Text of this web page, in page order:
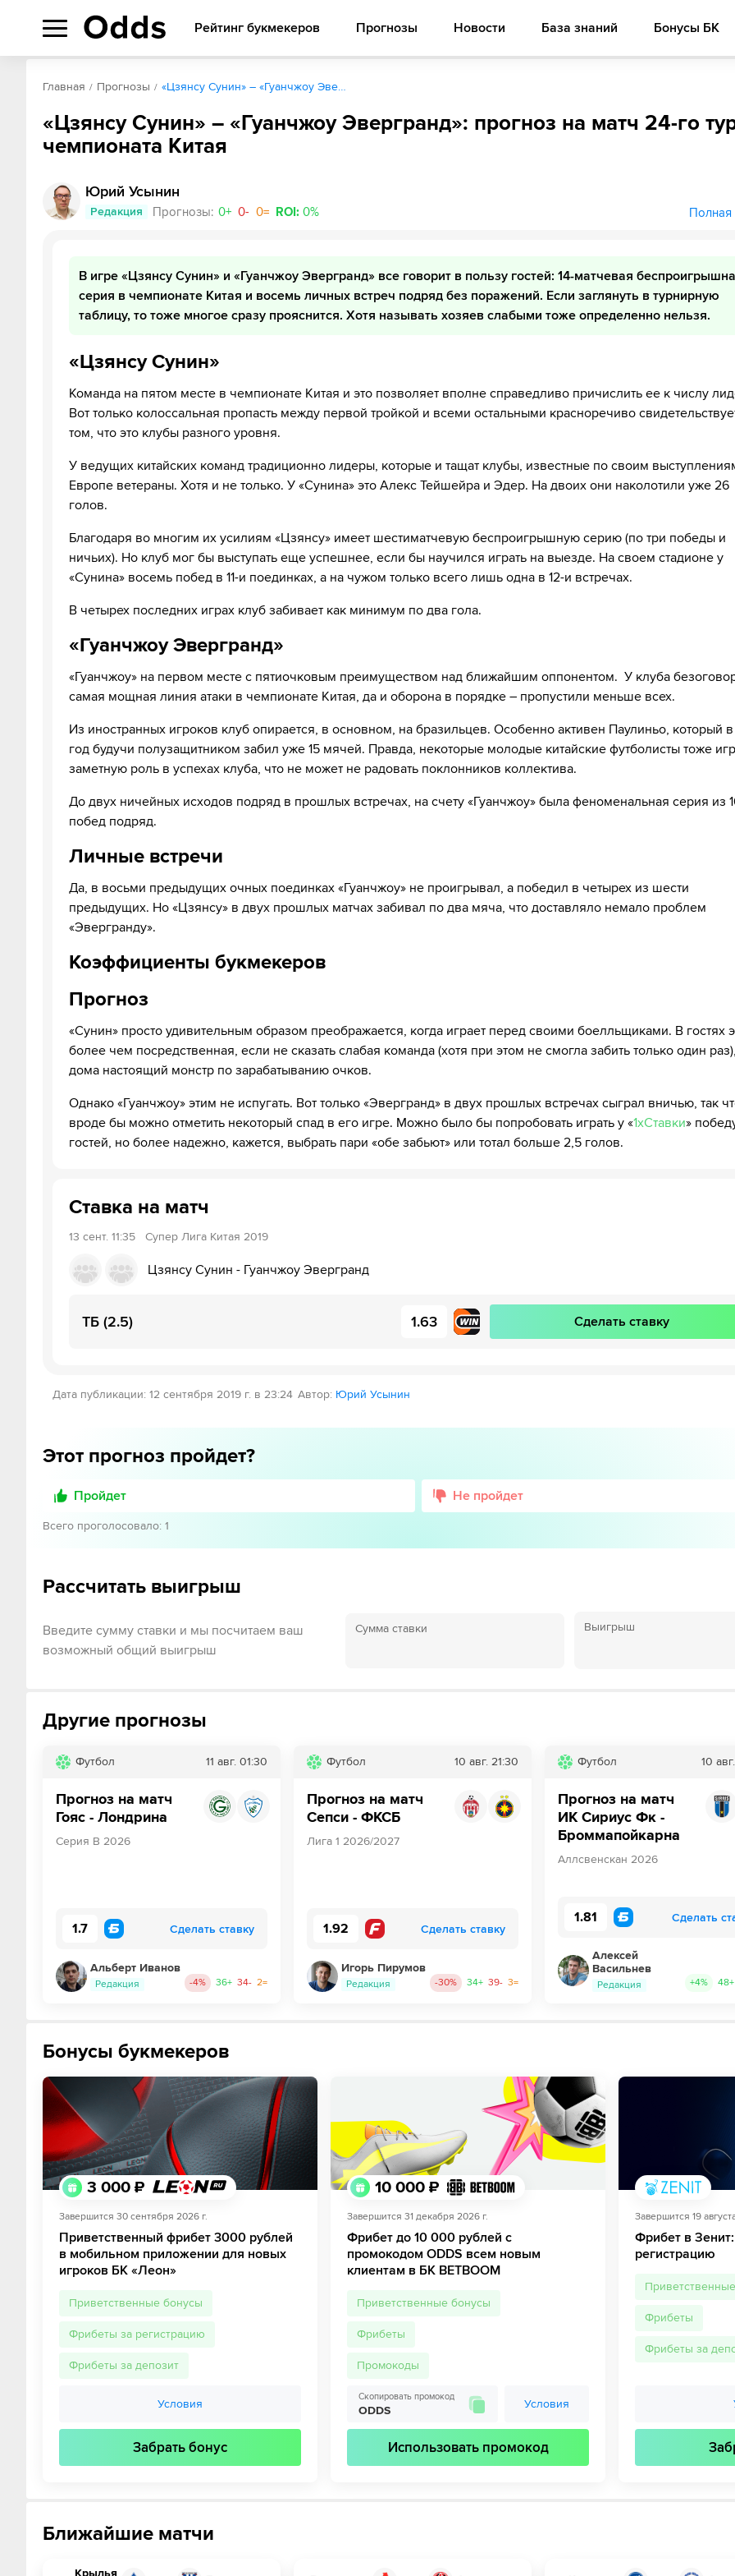
Рейтинг букмекеров Прогнозы Новости База знаний Бонусы БК
Главная Прогнозы «Цзянсу Сунин» – «Гуанчжоу Эве…
«Цзянсу Сунин» – «Гуанчжоу Эвергранд»: прогноз на матч 24-го
чемпионата Китая
Юрий Усынин
Редакция Прогнозы: 0+ 0- 0= ROI: 0% Полная
В игре «Цзянсу Сунин» и «Гуанчжоу Эвергранд» все говорит в пользу гостей: 14-матчевая
серия в чемпионате Китая и восемь личных встреч подряд без поражений. Если заглянуть в турнирную
таблицу, то тоже многое сразу прояснится. Хотя называть хозяев слабыми тоже определенно нельзя.
«Цзянсу Сунин»
Команда на пятом месте в чемпионате Китая и это позволяет вполне справедливо причислить ее к числу
Вот только колоссальная пропасть между первой тройкой и всеми остальными красноречиво
том, что это клубы разного уровня.
У ведущих китайских команд традиционно лидеры, которые и тащат клубы, известные по своим
Европе ветераны. Хотя и не только. У «Сунина» это Алекс Тейшейра и Эдер. На двоих они наколотили уже 26
голов.
Благодаря во многим их усилиям «Цзянсу» имеет шестиматчевую беспроигрышную серию (по три победы и
ничьих). Но клуб мог бы выступать еще успешнее, если бы научился играть на выезде. На своем стадионе у
«Сунина» восемь побед в 11-и поединках, а на чужом только всего лишь одна в 12-и встречах.
В четырех последних играх клуб забивает как минимум по два гола.
«Гуанчжоу Эвергранд»
«Гуанчжоу» на первом месте с пятиочковым преимуществом над ближайшим оппонентом. У клуба
самая мощная линия атаки в чемпионате Китая, да и оборона в порядке – пропустили меньше всех.
Из иностранных игроков клуб опирается, в основном, на бразильцев. Особенно активен Паулиньо, который в
год будучи полузащитником забил уже 15 мячей. Правда, некоторые молодые китайские футболисты тоже
заметную роль в успехах клуба, что не может не радовать поклонников коллектива.
До двух ничейных исходов подряд в прошлых встречах, на счету «Гуанчжоу» была феноменальная серия из
побед подряд.
Личные встречи
Да, в восьми предыдущих очных поединках «Гуанчжоу» не проигрывал, а победил в четырех из шести
предыдущих. Но «Цзянсу» в двух прошлых матчах забивал по два мяча, что доставляло немало проблем
«Эвергранду».
Коэффициенты букмекеров
Прогноз
«Сунин» просто удивительным образом преображается, когда играет перед своими боелльщиками. В гостях
более чем посредственная, если не сказать слабая команда (хотя при этом не смогла забить только один
дома настоящий монстр по зарабатыванию очков.
Однако «Гуанчжоу» этим не испугать. Вот только «Эвергранд» в двух прошлых встречах сыграл вничью, так
вроде бы можно отметить некоторый спад в его игре. Можно было бы попробовать играть у «1хСтавки»
гостей, но более надежно, кажется, выбрать пари «обе забьют» или тотал больше 2,5 голов.
Ставка на матч
13 сент. 11:35 Супер Лига Китая 2019
Цзянсу Сунин - Гуанчжоу Эвергранд
ТБ (2.5) 1.63 Сделать ставку
Дата публикации: 12 сентября 2019 г. в 23:24 Автор: Юрий Усынин
Этот прогноз пройдет?
Пройдет Не пройдет
Всего проголосовало: 1
Рассчитать выигрыш
Введите сумму ставки и мы посчитаем ваш
возможный общий выигрыш
Сумма ставки Выигрыш
Другие прогнозы
Футбол 11 авг. 01:30
Прогноз на матч
Гояс - Лондрина
Серия В 2026
1.7 Сделать ставку
Альберт Иванов
Редакция -4% 36+ 34- 2=
Футбол 10 авг. 21:30
Прогноз на матч
Сепси - ФКСБ
Лига 1 2026/2027
1.92 Сделать ставку
Игорь Пирумов
Редакция -30% 34+ 39- 3=
Футбол 10 авг.
Прогноз на матч
ИК Сириус Фк -
Броммапойкарна
Аллсвенскан 2026
1.81 Сделать
Алексей
Васильнев
Редакция +4% 48+
Бонусы букмекеров
3 000 ₽
Завершится 30 сентября 2026 г.
Приветственный фрибет 3000 рублей
в мобильном приложении для новых
игроков БК «Леон»
Приветственные бонусы
Фрибеты за регистрацию
Фрибеты за депозит
Условия
Забрать бонус
10 000 ₽
Завершится 31 декабря 2026 г.
Фрибет до 10 000 рублей с
промокодом ODDS всем новым
клиентам в БК BETBOOM
Приветственные бонусы
Фрибеты
Промокоды
Скопировать промокод
ODDS Условия
Использовать промокод
Завершится 19
Фрибет в
регистрацию
Фрибеты
Фрибеты за
Ближайшие матчи
Крылья